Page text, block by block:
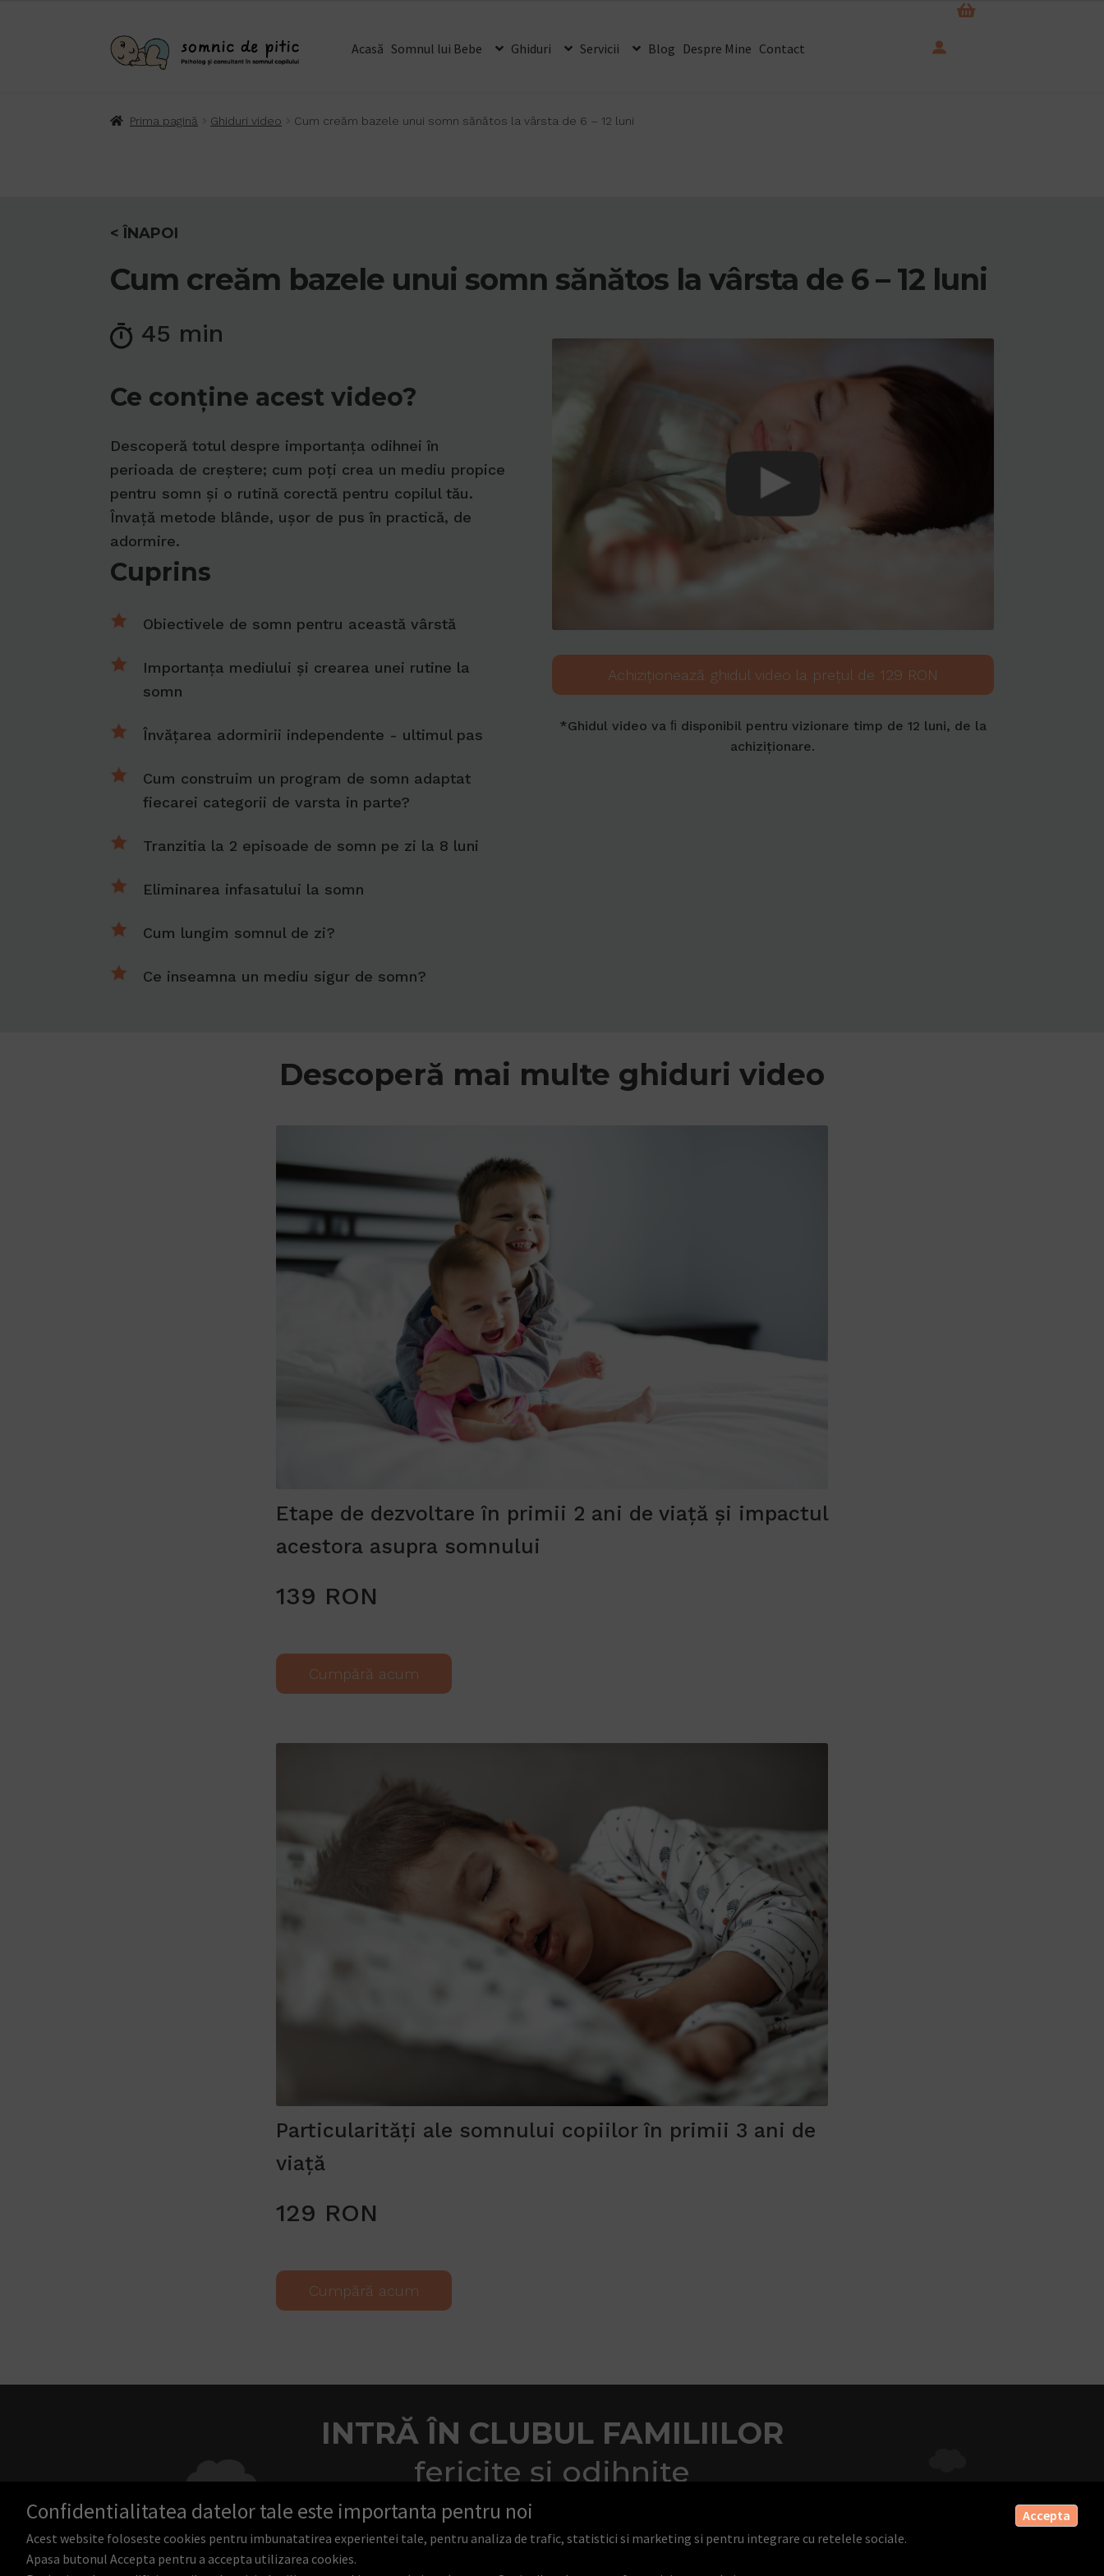
Acasă Somnul lui Bebe Ghiduri Servicii Blog Despre Mine Contact
Prima pagină Ghiduri video Cum creăm bazele unui somn sănătos la vârsta de 6 – 12 luni
< ÎNAPOI
Cum creăm bazele unui somn sănătos la vârsta de 6 – 12 luni
45 min
Ce conţine acest video?
Descoperă totul despre importanța odihnei în
perioada de creștere; cum poți crea un mediu propice
pentru somn și o rutină corectă pentru copilul tău.
Învață metode blânde, ușor de pus în practică, de
adormire.
Cuprins
Obiectivele de somn pentru această vârstă
Importanța mediului și crearea unei rutine la
somn
Învățarea adormirii independente - ultimul pas
Cum construim un program de somn adaptat
fiecarei categorii de varsta in parte?
Tranzitia la 2 episoade de somn pe zi la 8 luni
Eliminarea infasatului la somn
Cum lungim somnul de zi?
Ce inseamna un mediu sigur de somn?
Achiziționează ghidul video la prețul de 129 RON
*Ghidul video va ﬁ disponibil pentru vizionare timp de 12 luni, de la
achiziționare.
Descoperă mai multe ghiduri video
Etape de dezvoltare în primii 2 ani de viață și impactul
acestora asupra somnului
139 RON
Cumpără acum
Particularități ale somnului copiilor în primii 3 ani de
viață
129 RON
Cumpără acum
INTRĂ ÎN CLUBUL FAMILIILOR
fericite și odihnite
Confidentialitatea datelor tale este importanta pentru noi
Acest website foloseste cookies pentru imbunatatirea experientei tale, pentru analiza de trafic, statistici si marketing si pentru integrare cu retelele sociale.
Apasa butonul Accepta pentru a accepta utilizarea cookies.
Accepta